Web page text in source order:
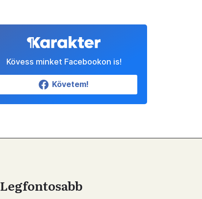
Kövess minket Facebookon is!
Követem!
Legfontosabb